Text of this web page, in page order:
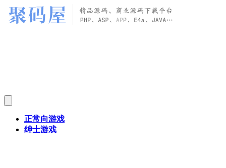
正常向游戏
绅士游戏